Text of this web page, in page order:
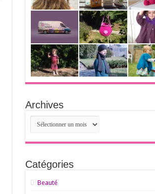
Archives
Archives
Catégories
Beauté